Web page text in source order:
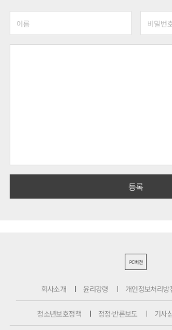
PC버전
회사소개 윤리강령 개인정보처리방
청소년보호정책 정정·반론보도 기사